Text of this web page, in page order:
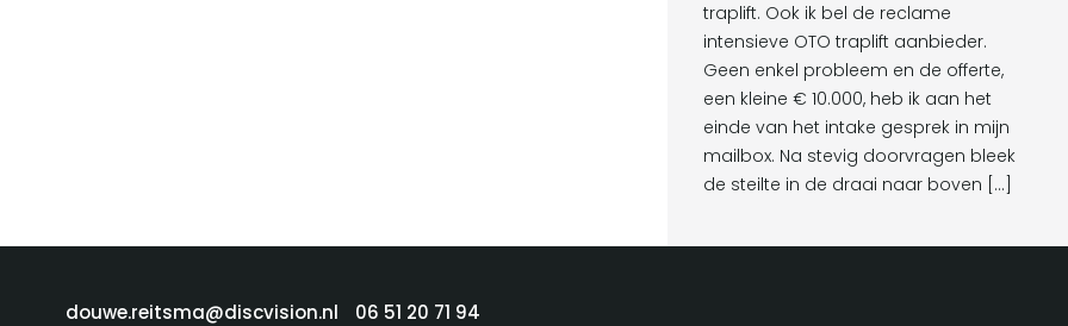
traplift. Ook ik bel de reclame
intensieve OTO traplift aanbieder.
Geen enkel probleem en de offerte,
een kleine € 10.000, heb ik aan het
einde van het intake gesprek in mijn
mailbox. Na stevig doorvragen bleek
de steilte in de draai naar boven […]
douwe.reitsma@discvision.nl 06 51 20 71 94